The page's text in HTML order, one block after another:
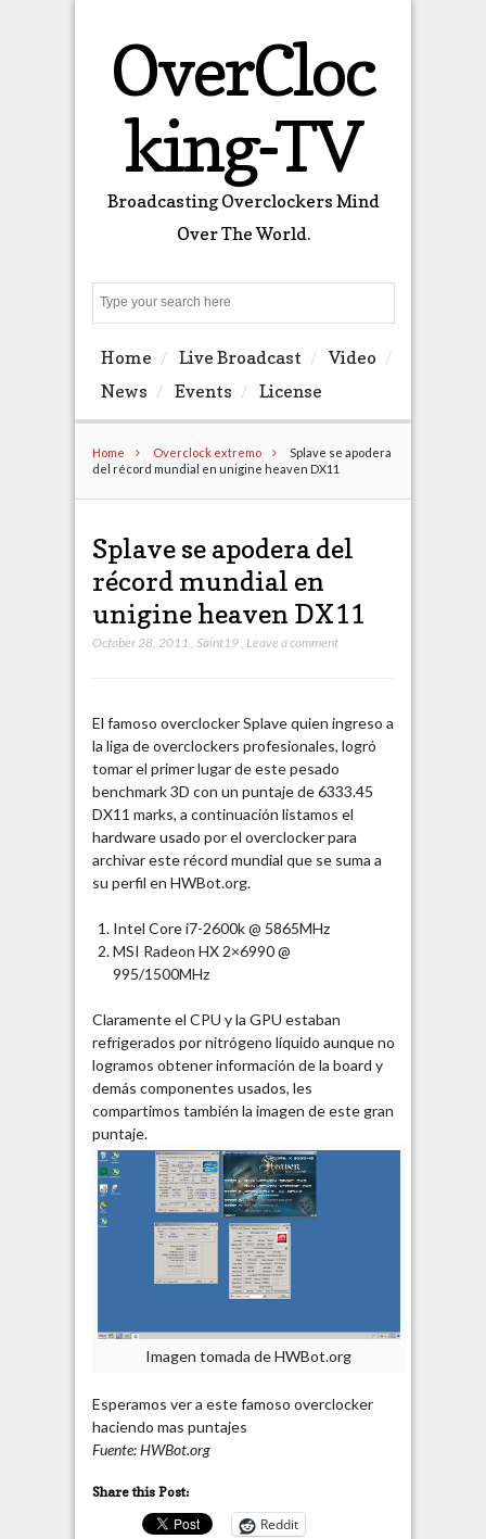
OverCloc
king-TV
Broadcasting Overclockers Mind
Over The World.
Home Live Broadcast
Video
News
Events License
Home Overclock extremo
Splave se apodera
del récord mundial en unigine heaven DX11
Splave se apodera del
récord mundial en
unigine heaven DX11
October 28, 2011 Saint19, Leave a comment
El famoso overclocker Splave quien ingreso a
la liga de overclockers profesionales, logró
tomar el primer lugar de este pesado
benchmark 3D con un puntaje de 6333.45
DX11 marks, a continuación listamos el
hardware usado por el overclocker para
archivar este récord mundial que se suma a
su perfil en HWBot.org.
Intel Core i7-2600k @ 5865MHz
MSI Radeon HX 2×6990 @
995/1500MHz
Claramente el CPU y la GPU estaban
refrigerados por nitrógeno líquido aunque no
logramos obtener información de la board y
demás componentes usados, les
compartimos también la imagen de este gran
puntaje.
Imagen tomada de HWBot.org
Esperamos ver a este famoso overclocker
haciendo mas puntajes
Fuente: HWBot.org
Share this Post:
Reddit